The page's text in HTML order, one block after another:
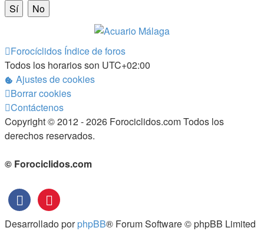
Forocíclidos Índice de foros
Todos los horarios son UTC+02:00
Ajustes de cookies
Borrar cookies
Contáctenos
Copyright © 2012 - 2026 Forociclidos.com Todos los
derechos reservados.
© Forociclidos.com
Desarrollado porphpBB® Forum Software © phpBB Limited